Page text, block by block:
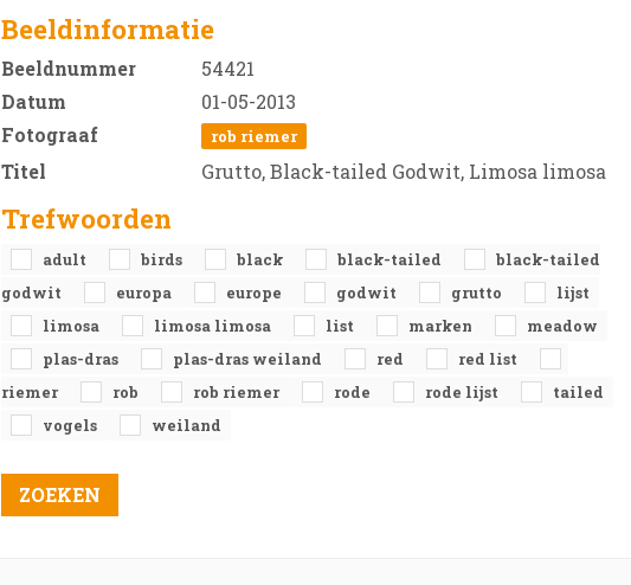
Beeldinformatie
Beeldnummer
54421
Datum
01-05-2013
Fotograaf
rob riemer
Titel Grutto, Black-tailed Godwit, Limosa limosa
Trefwoorden
adult birds black black-tailed
black-tailed
godwit
europa europe godwit grutto
lijst
limosa
limosa limosa list marken
meadow
plas-dras
plas-dras weiland red
red list
riemer
rob rob riemer rode rode lijst
tailed
vogels
weiland